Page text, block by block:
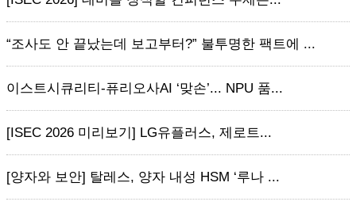
“조사도 안 끝났는데 보고부터?” 불투명한 팩트에 ...
이스트시큐리티-퓨리오사AI ‘맞손’... NPU 품...
[ISEC 2026 미리보기] LG유플러스, 제로트...
[양자와 보안] 탈레스, 양자 내성 HSM ‘루나 ...